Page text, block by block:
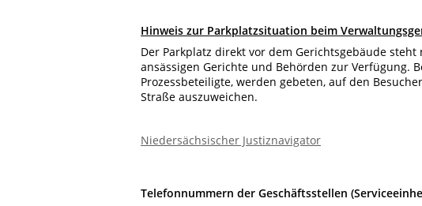
Hinweis zur Parkplatzsituation beim
Der Parkplatz direkt vor dem Gerichtsgebäude
ansässigen Gerichte und Behörden zur Verfügung.
Prozessbeteiligte, werden gebeten, auf den
Straße auszuweichen.
Niedersächsischer Justiznavigator
Telefonnummern der Geschäftsstellen